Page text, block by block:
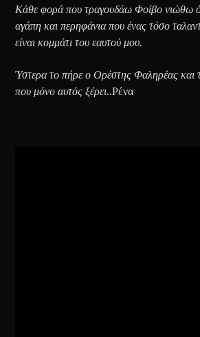
Κάθε φορά που τραγουδάω Φοίβο νιώθω
αγάπη και περηφάνια που ένας τόσο
είναι κομμάτι του εαυτού μου.
Ύστερα το πήρε ο Ορέστης Φαληρέας και
που μόνο αυτός ξέρει..Ρένα